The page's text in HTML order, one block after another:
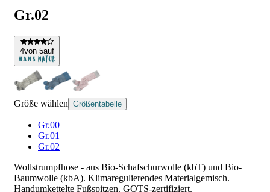
Gr.02
4von 5auf
Größe wählen Größentabelle
Gr.00
Gr.01
Gr.02
Wollstrumpfhose - aus Bio-Schafschurwolle (kbT) und Bio-
Baumwolle (kbA). Klimaregulierendes Materialgemisch.
Handumkettelte Fußspitzen. GOTS-zertifiziert.